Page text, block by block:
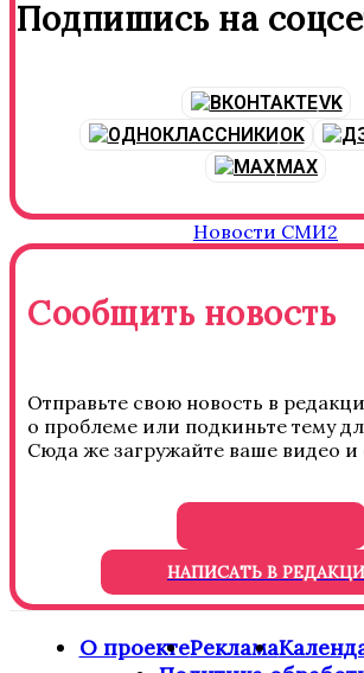
Подпишись на
VK
OK
MAX
Новости СМИ2
Сообщить новость
Отправьте свою новость в
о проблеме или подкиньте тему
Сюда же загружайте ваше видео и
НАПИСАТЬ В
О проектеРеклама